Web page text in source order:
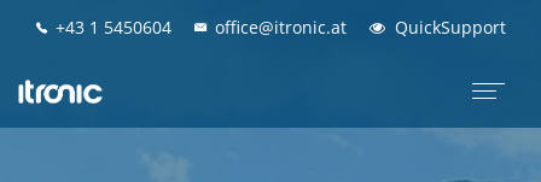
+43 1 5450604
+43 1 5450604 office@itronic.at
office@itronic.at QuickSupport
QuickSupport